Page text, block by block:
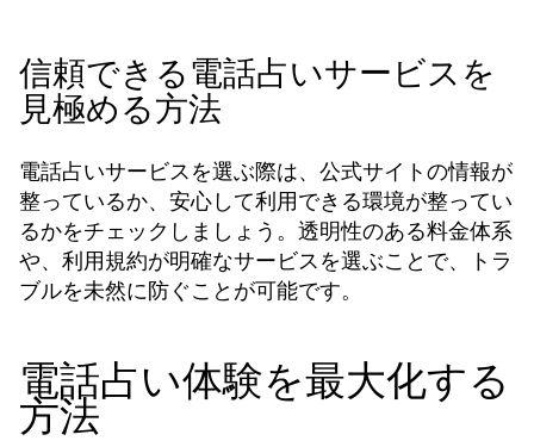
信頼できる電話占いサービスを
見極める方法
電話占いサービスを選ぶ際は、公式サイトの情報が
整っているか、安心して利用できる環境が整ってい
るかをチェックしましょう。透明性のある料金体系
や、利用規約が明確なサービスを選ぶことで、トラ
ブルを未然に防ぐことが可能です。
電話占い体験を最大化する
方法